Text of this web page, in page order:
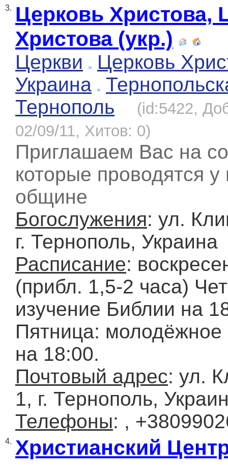
3. Церковь Христова,
Христова (укр.)
Церкви
Церковь
Украина
Тернополь
(id:5422,
02/09/11, Хитов: 0)
Приглашаем Вас на
которые проводятся у
общине
Богослужения: ул.
г. Тернополь, Украина
Расписание:
(прибл. 1,5-2 часа)
изучение Библии на
Пятница: молодёжное
на 18:00.
Почтовый адрес: ул.
1, г. Тернополь,
Телефоны: ,
4. Христианский